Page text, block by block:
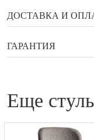
Бренд
Сортировка (ручная)
Высота ножек
ДОСТАВКА И
Наличными в
Оплата по QR коду
Купить в
ГАРАНТИЯ
Гарантийный
покупателю
Гарантийное
еще